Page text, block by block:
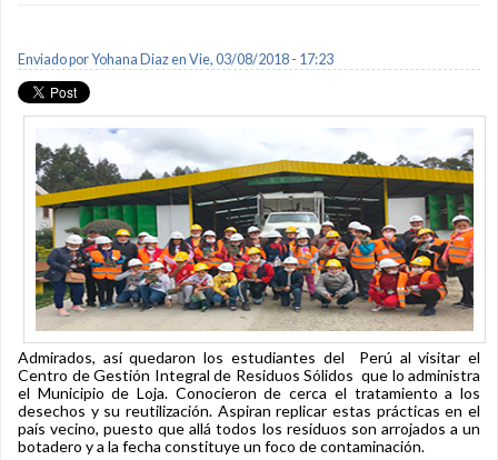
Enviado porYohana Diazen Vie, 03/08/2018 - 17:23
Admirados, así quedaron los estudiantes del Perú al visitar el
Centro de Gestión Integral de Residuos Sólidos que lo administra
el Municipio de Loja. Conocieron de cerca el tratamiento a los
desechos y su reutilización. Aspiran replicar estas prácticas en el
país vecino, puesto que allá todos los residuos son arrojados a un
botadero y a la fecha constituye un foco de contaminación.